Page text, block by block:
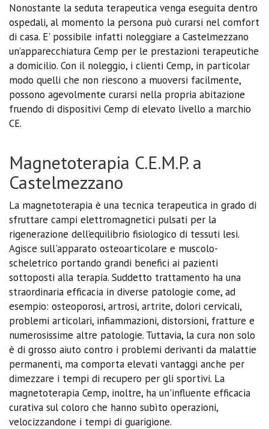
Nonostante la seduta terapeutica venga eseguita dentro
ospedali, al momento la persona può curarsi nel comfort
di casa. E' possibile infatti noleggiare a Castelmezzano
un’apparecchiatura Cemp per le prestazioni terapeutiche
a domicilio. Con il noleggio, i clienti Cemp, in particolar
modo quelli che non riescono a muoversi facilmente,
possono agevolmente curarsi nella propria abitazione
fruendo di dispositivi Cemp di elevato livello a marchio
CE.
Magnetoterapia C.E.M.P. a
Castelmezzano
La magnetoterapia è una tecnica terapeutica in grado di
sfruttare campi elettromagnetici pulsati per la
rigenerazione dell’equilibrio fisiologico di tessuti lesi.
Agisce sull'apparato osteoarticolare e muscolo-
scheletrico portando grandi benefici ai pazienti
sottoposti alla terapia. Suddetto trattamento ha una
straordinaria efficacia in diverse patologie come, ad
esempio: osteoporosi, artrosi, artrite, dolori cervicali,
problemi articolari, infiammazioni, distorsioni, fratture e
numerosissime altre patologie. Tuttavia, la cura non solo
è di grosso aiuto contro i problemi derivanti da malattie
permanenti, ma comporta elevati vantaggi anche per
dimezzare i tempi di recupero per gli sportivi. La
magnetoterapia Cemp, inoltre, ha un'influente efficacia
curativa sul coloro che hanno subìto operazioni,
velocizzandone i tempi di guarigione.